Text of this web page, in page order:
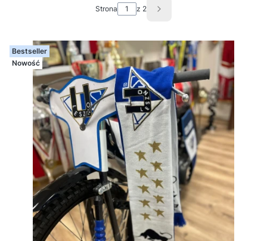
Strona z 2 Następne produkty
Bestseller
Nowość